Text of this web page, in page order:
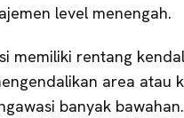
level menengah.
memiliki rentang
area atau
banyak bawahan.